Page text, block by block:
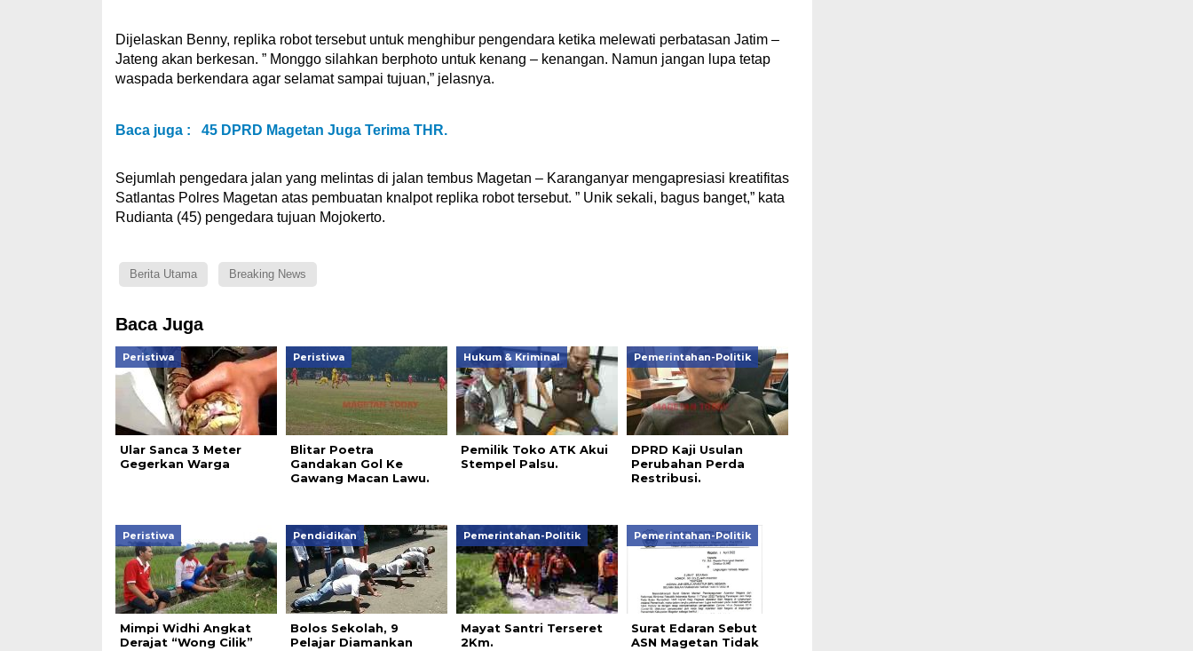
Dijelaskan Benny, replika robot tersebut untuk menghibur pengendara ketika melewati perbatasan Jatim –
Jateng akan berkesan. ” Monggo silahkan berphoto untuk kenang – kenangan. Namun jangan lupa tetap
waspada berkendara agar selamat sampai tujuan,” jelasnya.
Baca juga : 45 DPRD Magetan Juga Terima THR.
Sejumlah pengedara jalan yang melintas di jalan tembus Magetan – Karanganyar mengapresiasi kreatifitas
Satlantas Polres Magetan atas pembuatan knalpot replika robot tersebut. ” Unik sekali, bagus banget,” kata
Rudianta (45) pengedara tujuan Mojokerto.
Berita Utama Breaking News
Baca Juga
Peristiwa
Ular Sanca 3 Meter
Gegerkan Warga
Peristiwa
Blitar Poetra
Gandakan Gol Ke
Gawang Macan Lawu.
Hukum & Kriminal
Pemilik Toko ATK Akui
Stempel Palsu.
Pemerintahan-Politik
DPRD Kaji Usulan
Perubahan Perda
Restribusi.
Peristiwa
Mimpi Widhi Angkat
Derajat “Wong Cilik”
Pendidikan
Bolos Sekolah, 9
Pelajar Diamankan
Pemerintahan-Politik
Mayat Santri Terseret
2Km.
Pemerintahan-Politik
Surat Edaran Sebut
ASN Magetan Tidak